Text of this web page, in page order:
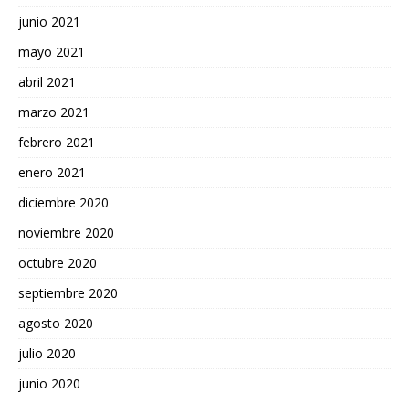
junio 2021
mayo 2021
abril 2021
marzo 2021
febrero 2021
enero 2021
diciembre 2020
noviembre 2020
octubre 2020
septiembre 2020
agosto 2020
julio 2020
junio 2020